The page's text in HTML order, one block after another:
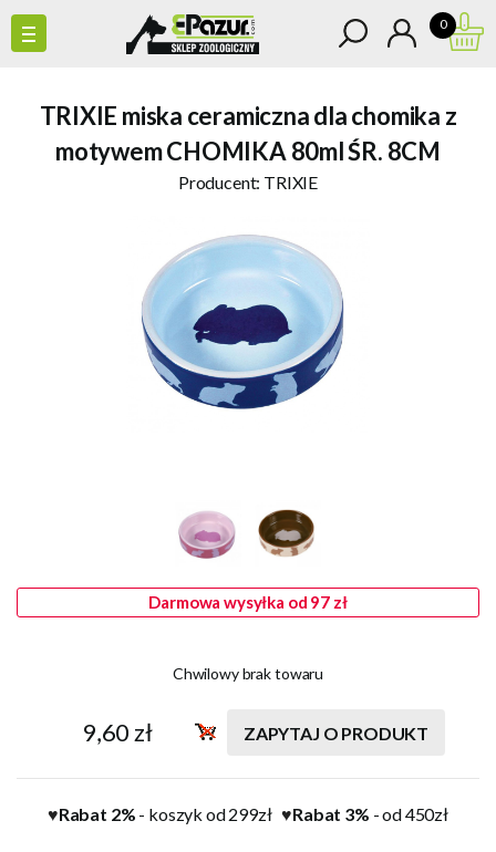
0
TRIXIE miska ceramiczna dla chomika z
motywem CHOMIKA 80ml ŚR. 8CM
Producent: TRIXIE
Darmowa wysyłka od 97 zł
Chwilowy brak towaru
9,60 zł ZAPYTAJ O PRODUKT
♥Rabat 2% - koszyk od 299zł♥Rabat 3% - od 450zł